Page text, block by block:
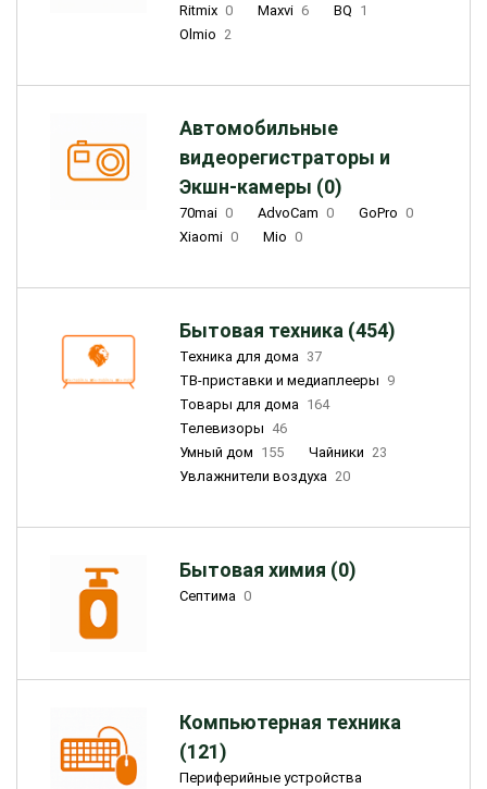
Ritmix 0 Maxvi 6 BQ 1
Olmio 2
Автомобильные
видеорегистраторы и
Экшн-камеры (0)
70mai 0 AdvoCam 0 GoPro 0
Xiaomi 0 Mio 0
Бытовая техника (454)
Техника для дома 37
ТВ-приставки и медиаплееры 9
Товары для дома 164
Телевизоры 46
Умный дом 155 Чайники 23
Увлажнители воздуха 20
Бытовая химия (0)
Септима 0
Компьютерная техника
(121)
Периферийные устройства